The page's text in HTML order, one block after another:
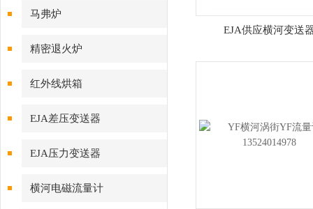
马弗炉
精密退火炉
红外线烘箱
EJA差压变送器
EJA压力变送器
横河电磁流量计
EJA供应横河变送